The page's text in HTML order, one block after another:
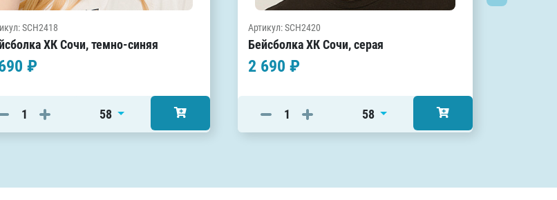
SCH2418
ХК Сочи, темно-синяя
₽
58
Артикул: SCH2420
Бейсболка ХК Сочи, серая
2 690 ₽
58